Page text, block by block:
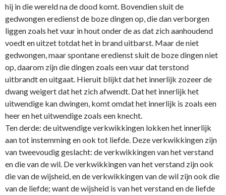
hij in die wereld na de dood komt. Bovendien sluit de
gedwongen eredienst de boze dingen op, die dan verborgen
liggen zoals het vuur in hout onder de as dat zich aanhoudend
voedt en uitzet totdat het in brand uitbarst. Maar de niet
gedwongen, maar spontane eredienst sluit de boze dingen niet
op, daarom zijn die dingen zoals een vuur dat terstond
uitbrandt en uitgaat. Hieruit blijkt dat het innerlijk zozeer de
dwang weigert dat het zich afwendt. Dat het innerlijk het
uitwendige kan dwingen, komt omdat het innerlijk is zoals een
heer en het uitwendige zoals een knecht.
Ten derde: de uitwendige verkwikkingen lokken het innerlijk
aan tot instemming en ook tot liefde. Deze verkwikkingen zijn
van tweevoudig geslacht: de verkwikkingen van het verstand
en die van de wil. De verkwikkingen van het verstand zijn ook
die van de wijsheid, en de verkwikkingen van de wil zijn ook die
van de liefde; want de wijsheid is van het verstand en de liefde